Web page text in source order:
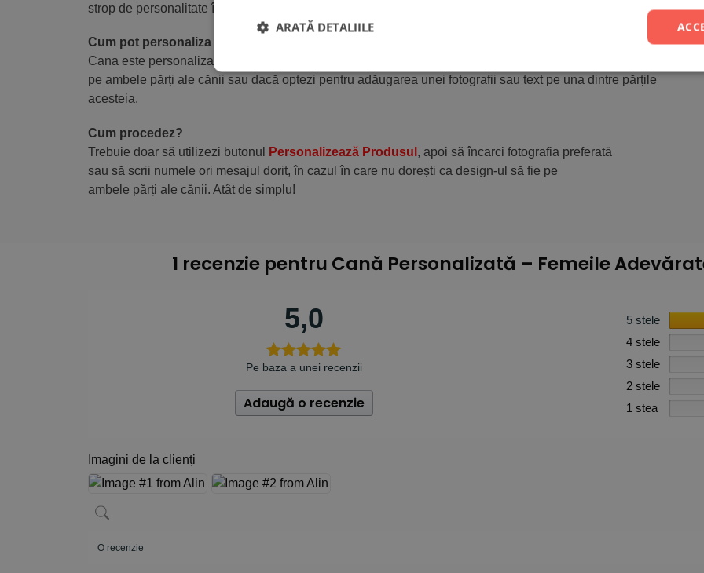
strop de personalitate în propria locuință.
Cum pot personaliza acest produs?
Cana este personalizată cu designul din dotare însă, tu poți alege dacă dorești acest design
pe ambele părți ale cănii sau dacă optezi pentru adăugarea unei fotografii sau text pe una dintre părțile
acesteia.
Cum procedez?
Trebuie doar să utilizezi butonul
Personalizează Produsul , apoi să încarci fotografia preferată
sau să scrii numele ori mesajul dorit, în cazul în care nu dorești ca design-ul să fie pe
ambele părți ale cănii. Atât de simplu!
1 recenzie pentru Cană Personalizată – Femeile
5,0
Pe baza a unei recenzii
Adaugă o recenzie
5 stele
4 stele
3 stele
2 stele
1 stea
Imagini de la clienți
O recenzie
ARATĂ DETALIILE